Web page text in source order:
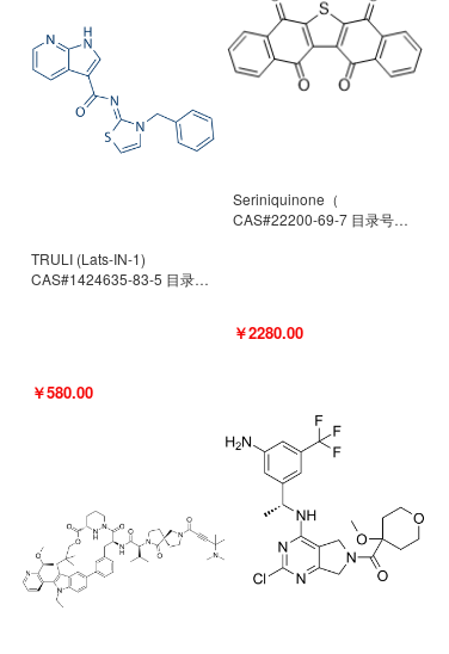
TRULI (Lats-IN-1)
CAS#1424635-83-5 目录号
￥580.00
Seriniquinone（
CAS#22200-69-7 目录号
￥2280.00